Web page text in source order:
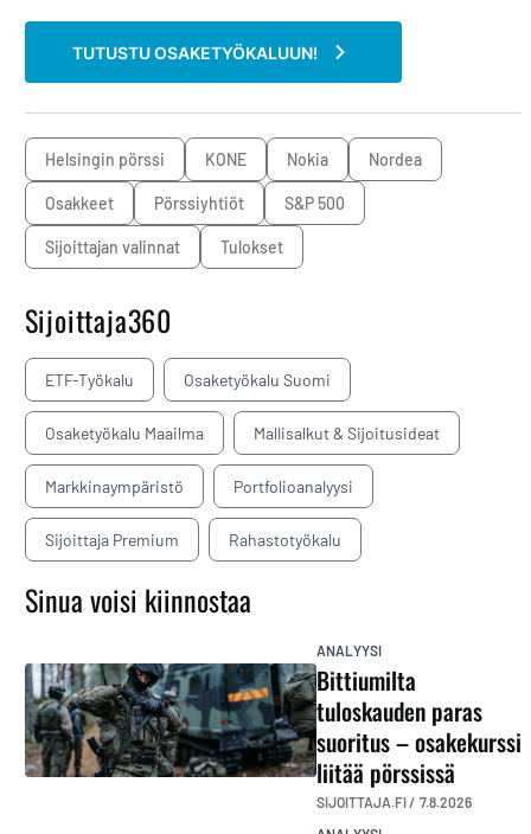
TUTUSTU OSAKETYÖKALUUN!
Helsingin pörssi KONE Nokia Nordea
osakkeet pörssiyhtiöt S&P 500
sijoittajan valinnat tulokset
Sijoittaja360
ETF-Työkalu Osaketyökalu Suomi
Osaketyökalu Maailma Mallisalkut & Sijoitusideat
Markkinaympäristö Portfolioanalyysi
Sijoittaja Premium Rahastotyökalu
Sinua voisi kiinnostaa
ANALYYSI
Bittiumilta
tuloskauden paras
suoritus – osakekurssi
liitää pörssissä
SIJOITTAJA.FI / 7.8.2026